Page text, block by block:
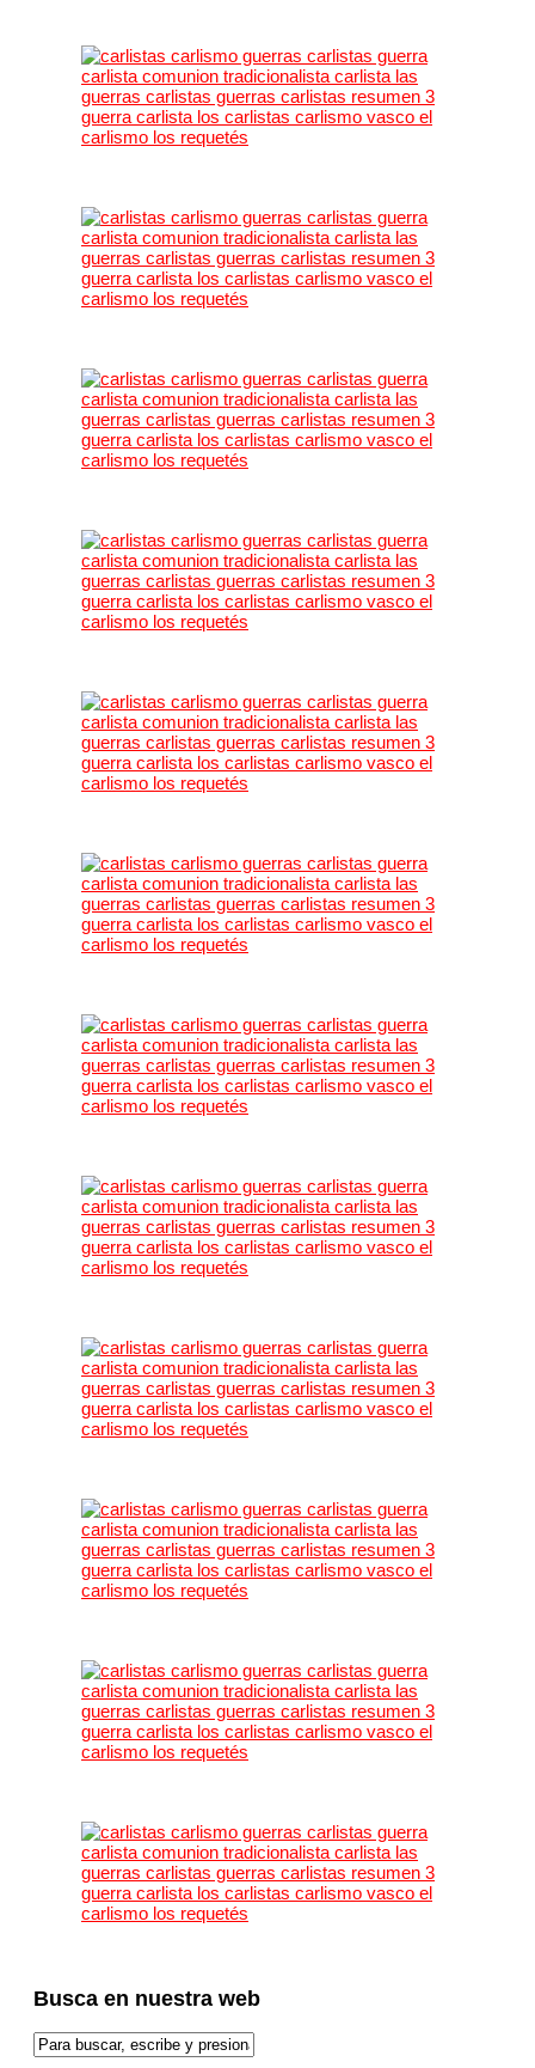
Busca en nuestra web